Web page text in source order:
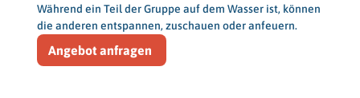
Während ein Teil der Gruppe auf dem Wasser ist, können
die anderen entspannen, zuschauen oder anfeuern.
Angebot anfragen